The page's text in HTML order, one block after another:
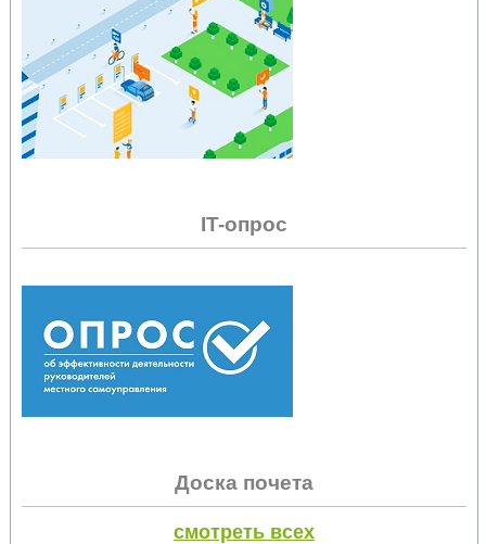
IT-опрос
Доска почета
смотреть всех